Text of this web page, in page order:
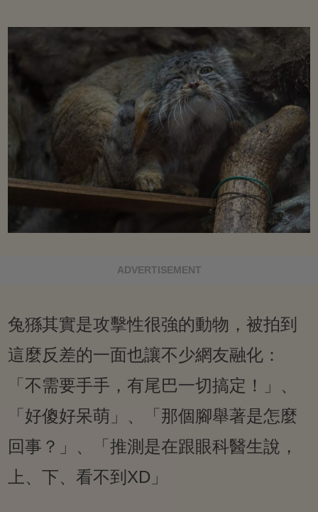
ADVERTISEMENT
兔猻其實是攻擊性很強的動物，被拍到
這麼反差的一面也讓不少網友融化：
「不需要手手，有尾巴一切搞定！」、
「好傻好呆萌」、「那個腳舉著是怎麼
回事？」、「推測是在跟眼科醫生說，
上、下、看不到XD」